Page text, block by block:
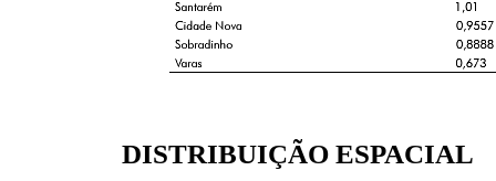
DISTRIBUIÇÃO ESPACIAL